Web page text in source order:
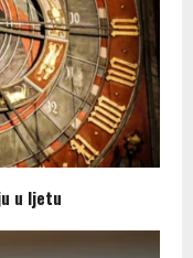
u ljetu